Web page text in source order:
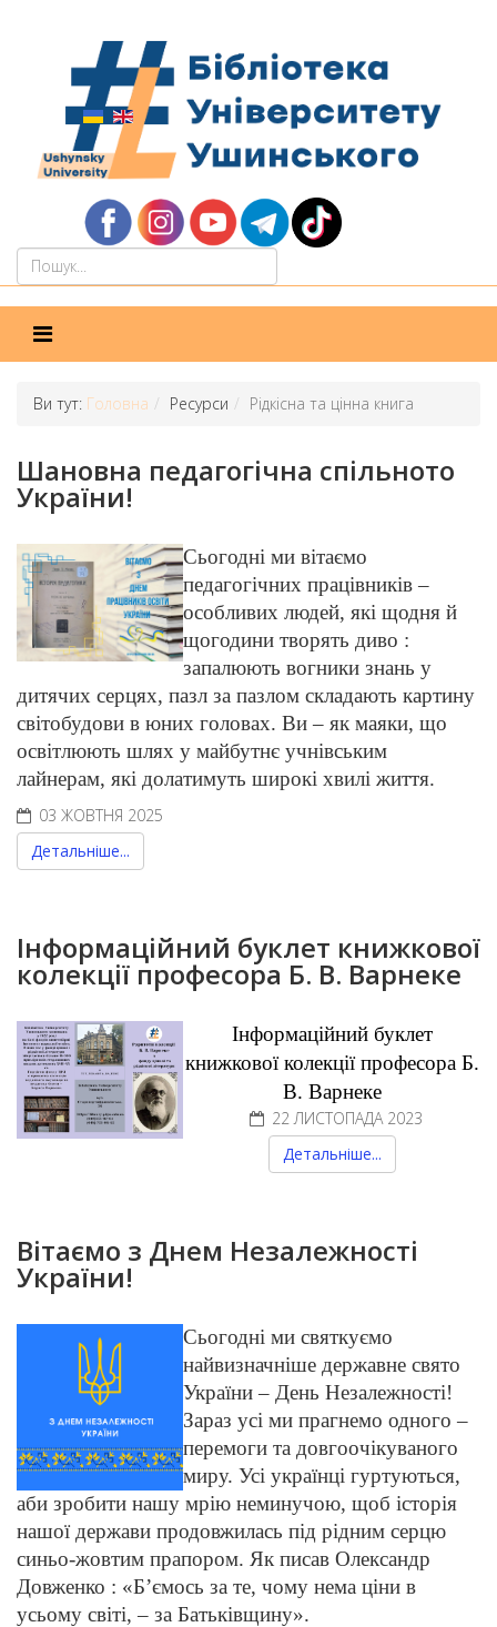
Ви тут: Головна Ресурси Рідкісна та цінна книга
Шановна педагогічна спільното
України!
Сьогодні ми вітаємо
педагогічних працівників –
особливих людей, які щодня й
щогодини творять диво :
запалюють вогники знань у
дитячих серцях, пазл за пазлом складають картину
світобудови в юних головах. Ви – як маяки, що
освітлюють шлях у майбутнє учнівським
лайнерам, які долатимуть широкі хвилі життя.
03 ЖОВТНЯ 2025
Детальніше...
Інформаційний буклет книжкової
колекції професора Б. В. Варнеке
Інформаційний буклет
книжкової колекції професора Б.
В. Варнеке
22 ЛИСТОПАДА 2023
Детальніше...
Вітаємо з Днем Незалежності
України!
Сьогодні ми святкуємо
найвизначніше державне свято
України – День Незалежності!
Зараз усі ми прагнемо одного –
перемоги та довгоочікуваного
миру. Усі українці гуртуються,
аби зробити нашу мрію неминучою, щоб історія
нашої держави продовжилась під рідним серцю
синьо-жовтим прапором. Як писав Олександр
Довженко : «Б’ємось за те, чому нема ціни в
усьому світі, – за Батьківщину».